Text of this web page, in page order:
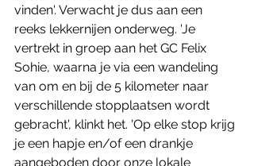
vinden'. Verwacht je dus aan een
reeks lekkernijen onderweg. 'Je
vertrekt in groep aan het GC Felix
Sohie, waarna je via een wandeling
van om en bij de 5 kilometer naar
verschillende stopplaatsen wordt
gebracht', klinkt het. 'Op elke stop krijg
je een hapje en/of een drankje
aangeboden door onze lokale